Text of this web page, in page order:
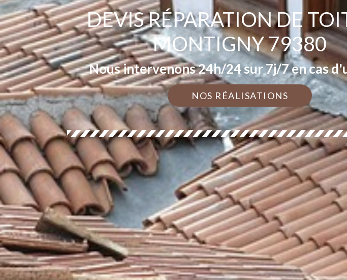
DEVIS RÉPARATION DE
MONTIGNY 79380
Nous intervenons 24h/24 sur 7j/7 en cas
NOS RÉALISATIONS